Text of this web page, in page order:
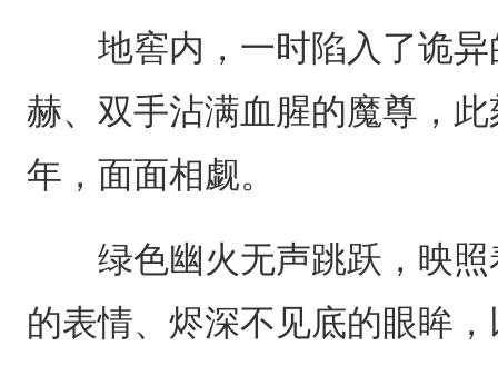
地窖内，一时陷入了诡异
赫、双手沾满血腥的魔尊，
年，面面相觑。
绿色幽火无声跳跃，映照
的表情、烬深不见底的眼眸